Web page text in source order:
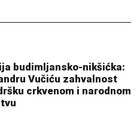
budimljansko-nikšićka:
Vučiću zahvalnost
crkvenom i narodnom